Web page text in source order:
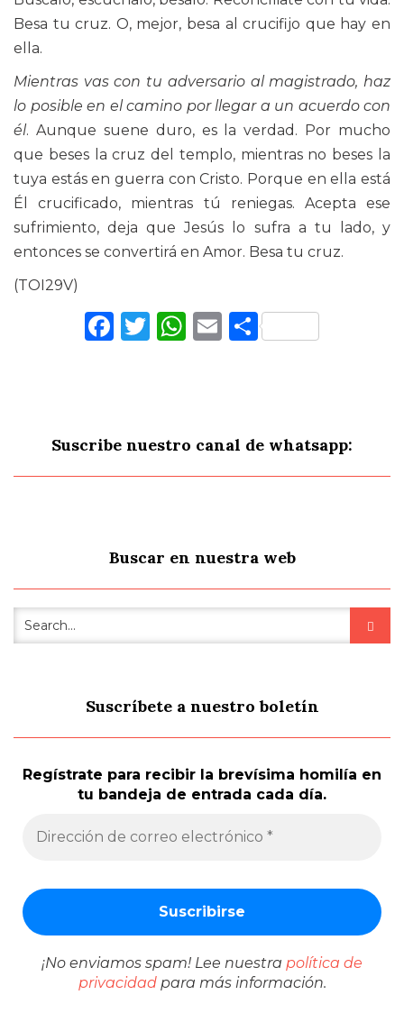
Besa tu cruz. O, mejor, besa al crucifijo que hay en
ella.
Mientras vas con tu adversario al magistrado, haz
lo posible en el camino por llegar a un acuerdo con
él. Aunque suene duro, es la verdad. Por mucho
que beses la cruz del templo, mientras no beses la
tuya estás en guerra con Cristo. Porque en ella está
Él crucificado, mientras tú reniegas. Acepta ese
sufrimiento, deja que Jesús lo sufra a tu lado, y
entonces se convertirá en Amor. Besa tu cruz.
(TOI29V)
Facebook
Twitter
WhatsApp
Email
Suscribe nuestro canal de whatsapp:
Buscar en nuestra web
Suscríbete a nuestro boletín
Regístrate para recibir la brevísima homilía en
tu bandeja de entrada cada día.
¡No enviamos spam! Lee nuestra política de
privacidadpara más información.